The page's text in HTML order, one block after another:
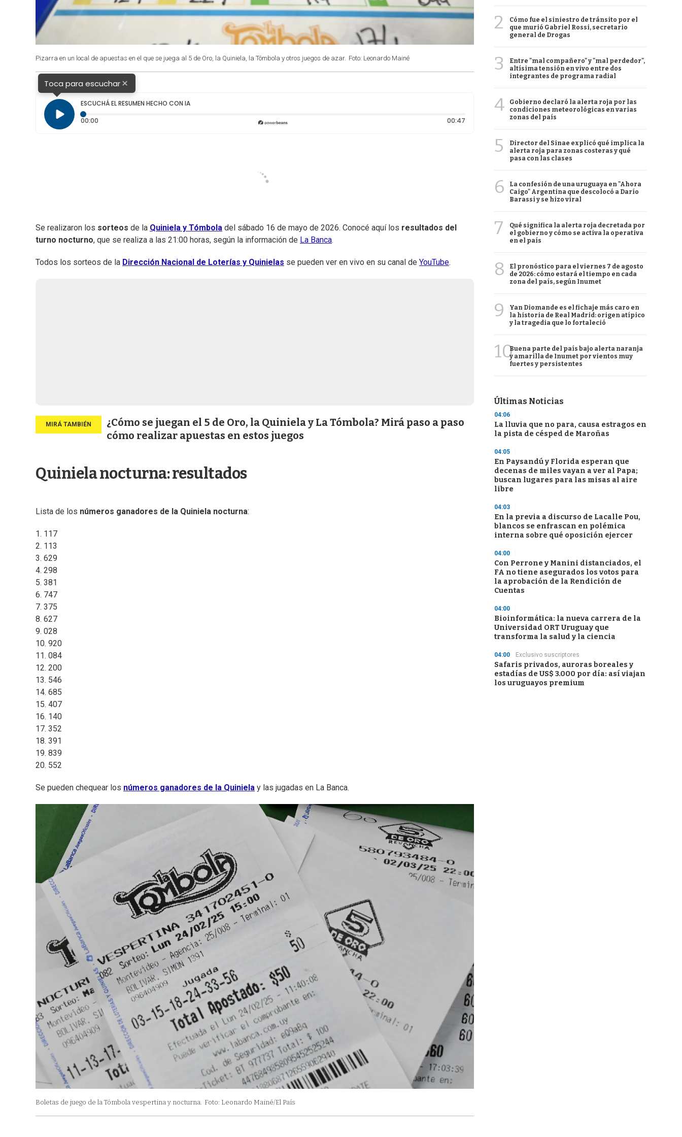
Pizarra en un local de apuestas en el que se juega al 5 de Oro, la Quiniela, la Tómbola y otros juegos de azar. Foto: Leonardo Mainé
Toca para escuchar×
ESCUCHÁ EL RESUMEN HECHO CON IA
00:00
00:47Duración: 47 segundos
Se realizaron los sorteos de la Quiniela y Tómbola del sábado 16 de mayo de 2026. Conocé aquí los resultados del
turno nocturno, que se realiza a las 21:00 horas, según la información de La Banca.
Todos los sorteos de la Dirección Nacional de Loterías y Quinielas se pueden ver en vivo en su canal de YouTube.
¿Cómo se juegan el 5 de Oro, la Quiniela y La Tómbola? Mirá paso a paso
cómo realizar apuestas en estos juegos
Quiniela nocturna: resultados
Lista de los números ganadores de la Quiniela nocturna:
1. 117
2. 113
3. 629
4. 298
5. 381
6. 747
7. 375
8. 627
9. 028
10. 920
11. 084
12. 200
13. 546
14. 685
15. 407
16. 140
17. 352
18. 391
19. 839
20. 552
Se pueden chequear los números ganadores de la Quiniela y las jugadas en La Banca.
Boletas de juego de la Tómbola vespertina y nocturna. Foto: Leonardo Mainé/El País
2
Cómo fue el siniestro de tránsito por el
que murió Gabriel Rossi, secretario
general de Drogas
3
Entre "mal compañero" y "mal perdedor",
altísima tensión en vivo entre dos
integrantes de programa radial
4
Gobierno declaró la alerta roja por las
condiciones meteorológicas en varias
zonas del país
5
Director del Sinae explicó qué implica la
alerta roja para zonas costeras y qué
pasa con las clases
6
La confesión de una uruguaya en "Ahora
Caigo" Argentina que descolocó a Darío
Barassi y se hizo viral
7
Qué significa la alerta roja decretada por
el gobierno y cómo se activa la operativa
en el país
8
El pronóstico para el viernes 7 de agosto
de 2026: cómo estará el tiempo en cada
zona del país, según Inumet
9
Yan Diomande es el fichaje más caro en
la historia de Real Madrid: origen atípico
y la tragedia que lo fortaleció
10Buena parte del país bajo alerta naranja
y amarilla de Inumet por vientos muy
fuertes y persistentes
Últimas Noticias
04:06
La lluvia que no para, causa estragos en
la pista de césped de Maroñas
04:05
En Paysandú y Florida esperan que
decenas de miles vayan a ver al Papa;
buscan lugares para las misas al aire
libre
04:03
En la previa a discurso de Lacalle Pou,
blancos se enfrascan en polémica
interna sobre qué oposición ejercer
04:00
Con Perrone y Manini distanciados, el
FA no tiene asegurados los votos para
la aprobación de la Rendición de
Cuentas
04:00
Bioinformática: la nueva carrera de la
Universidad ORT Uruguay que
transforma la salud y la ciencia
04:00 Exclusivo suscriptores
Safaris privados, auroras boreales y
estadías de US$ 3.000 por día: así viajan
los uruguayos premium